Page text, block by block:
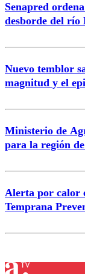
Senapred
desborde del río
Nuevo temblor
magnitud y el
Ministerio de
para la región
Alerta por calor
Temprana